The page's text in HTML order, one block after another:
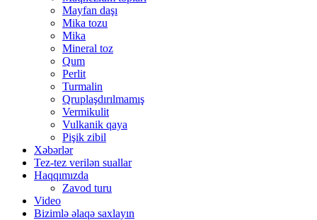
Mayfan daşı
Mika tozu
Mika
Mineral toz
Qum
Perlit
Turmalin
Qruplaşdırılmamış
Vermikulit
Vulkanik qaya
Pişik zibil
Xəbərlər
Tez-tez verilən suallar
Haqqımızda
Zavod turu
Video
Bizimlə əlaqə saxlayın